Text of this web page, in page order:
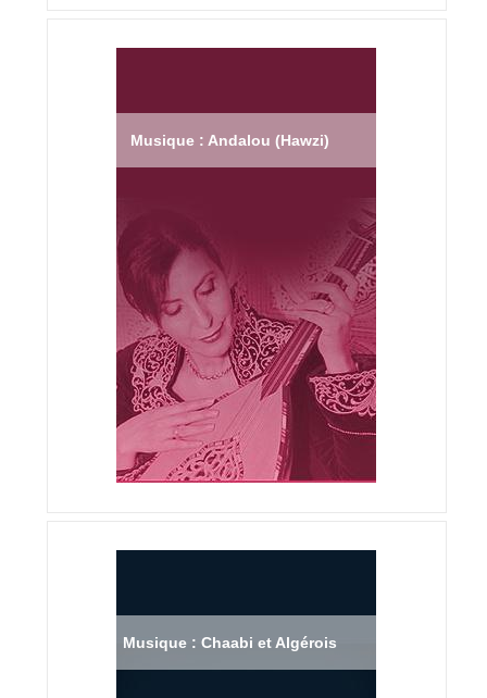
Musique : Andalou (Hawzi)
Musique : Chaabi et Algérois